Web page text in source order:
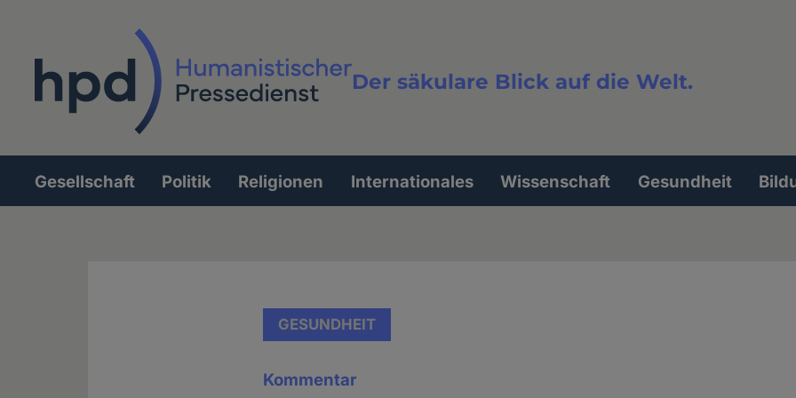
Der säkulare Blick auf die Welt.
Volltextsuche
Hauptnavigation
Gesellschaft Politik Religionen Internationales Wissenschaft Gesundheit
GESUNDHEIT
Kommentar